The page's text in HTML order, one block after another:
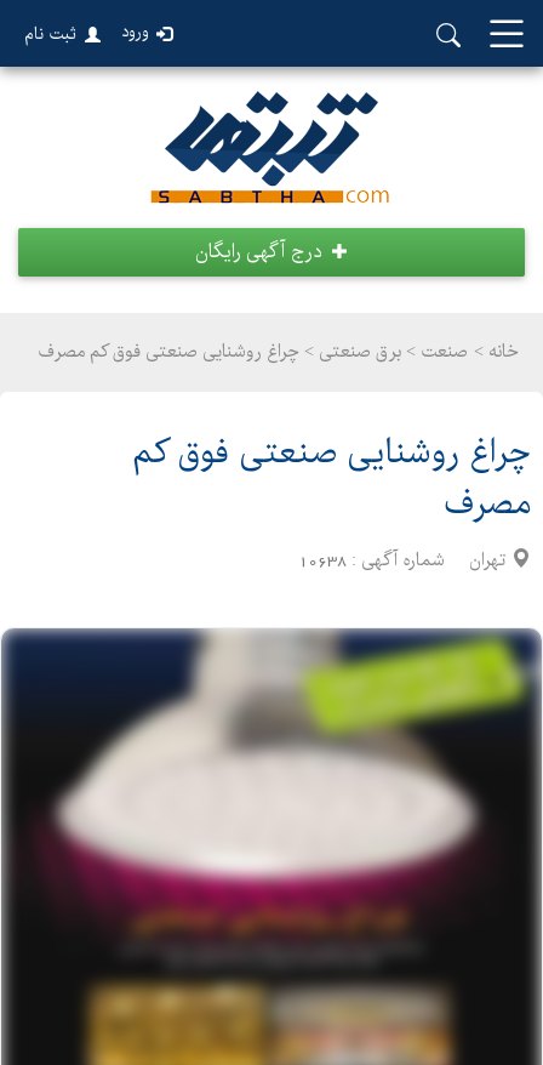
ورود ثبت نام
درج آگهی رایگان
خانه > صنعت > برق صنعتی > چراغ روشنایی صنعتی فوق کم مصرف
چراغ روشنایی صنعتی فوق کم
مصرف
تهران شماره آگهی : 10638